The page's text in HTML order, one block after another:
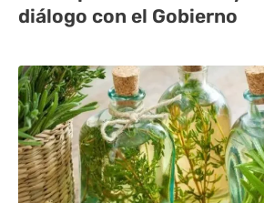
diálogo con el Gobierno